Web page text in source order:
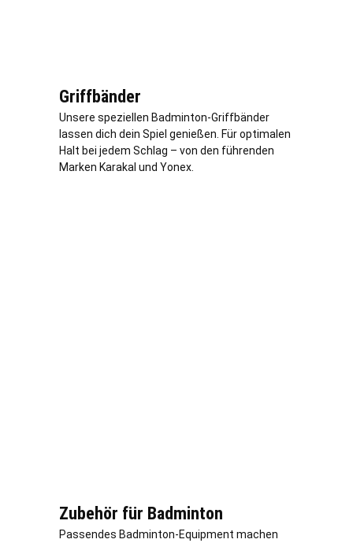
Griffbänder
Unsere speziellen Badminton-Griffbänder
lassen dich dein Spiel genießen. Für optimalen
Halt bei jedem Schlag – von den führenden
Marken Karakal und Yonex.
Zubehör für Badminton
Passendes Badminton-Equipment machen